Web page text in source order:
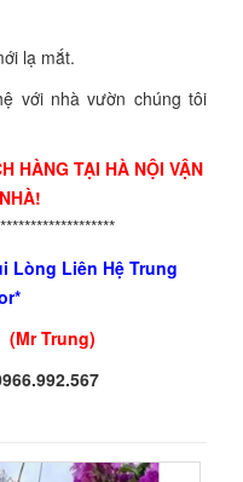
lạ mắt.
với nhà vườn chúng tôi
HÀNG TẠI HÀ NỘI VẬN
Lòng Liên Hệ Trung
(Mr Trung)